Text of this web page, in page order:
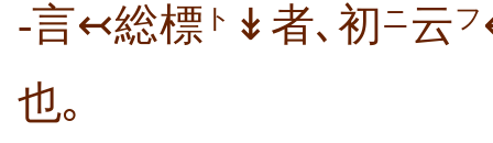
-言↢総標 ト ↡者､初 ニ 云フ
也｡